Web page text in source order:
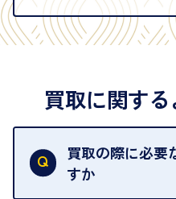
買取に関す
買取の際に必要
すか